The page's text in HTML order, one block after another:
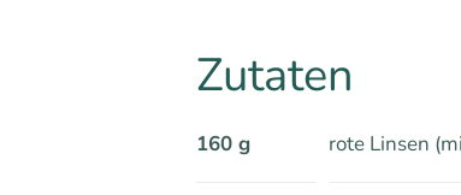
Zutaten
160 g rote Linsen